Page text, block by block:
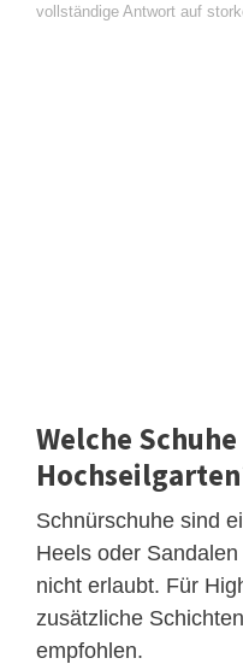
vollständige Antwort auf
Welche
Schnürschuhe sind
Heels oder
nicht erlaubt. Für
zusätzliche
empfohlen.